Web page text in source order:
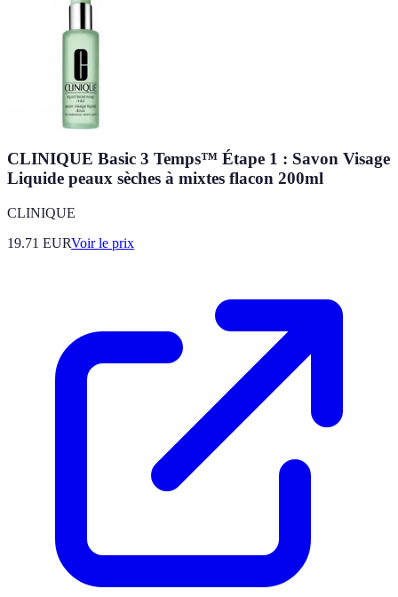
CLINIQUE Basic 3 Temps™ Étape 1 : Savon Visage
Liquide peaux sèches à mixtes flacon 200ml
CLINIQUE
19.71 EURVoir le prix